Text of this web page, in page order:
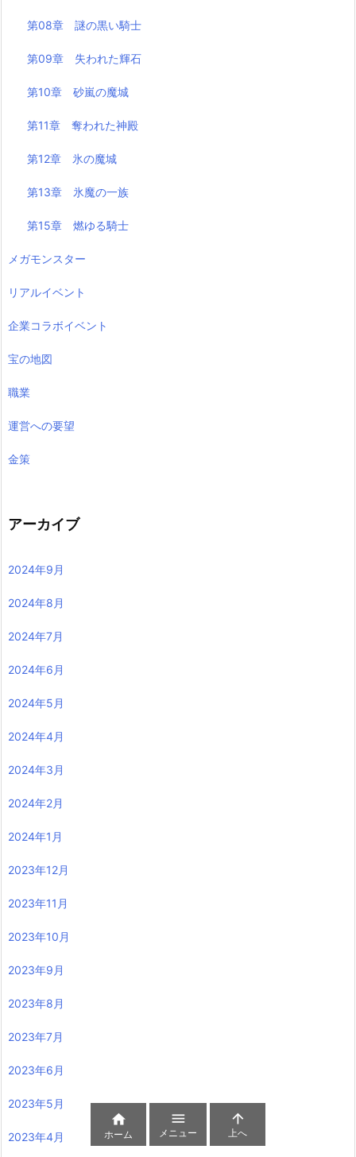
第08章 謎の黒い騎士
第09章 失われた輝石
第10章 砂嵐の魔城
第11章 奪われた神殿
第12章 氷の魔城
第13章 氷魔の一族
第15章 燃ゆる騎士
メガモンスター
リアルイベント
企業コラボイベント
宝の地図
職業
運営への要望
金策
アーカイブ
2024年9月
2024年8月
2024年7月
2024年6月
2024年5月
2024年4月
2024年3月
2024年2月
2024年1月
2023年12月
2023年11月
2023年10月
2023年9月
2023年8月
2023年7月
2023年6月
2023年5月
2023年4月

ホーム

メニュー

上へ